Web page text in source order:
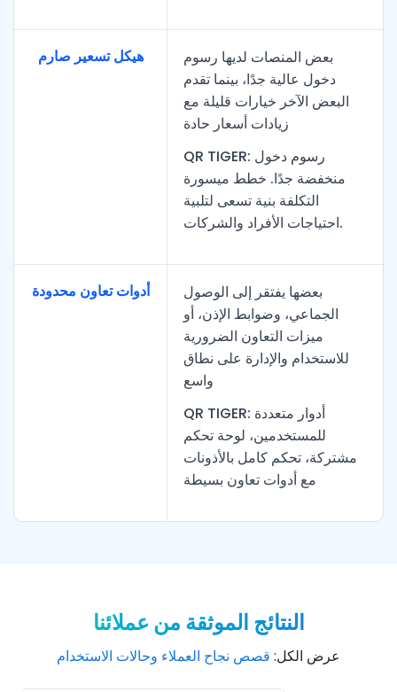
هيكل تسعير صارم
بعض المنصات لديها رسوم
دخول عالية جدًا، بينما تقدم
البعض الآخر خيارات قليلة مع
زيادات أسعار حادة
QR TIGER: رسوم دخول
منخفضة جدًا. خطط ميسورة
التكلفة بنية تسعى لتلبية
احتياجات الأفراد والشركات.
أدوات تعاون محدودة
بعضها يفتقر إلى الوصول
الجماعي، وضوابط الإذن، أو
ميزات التعاون الضرورية
للاستخدام والإدارة على نطاق
واسع
QR TIGER: أدوار متعددة
للمستخدمين، لوحة تحكم
مشتركة، تحكم كامل بالأذونات
مع أدوات تعاون بسيطة
النتائج الموثقة من عملائنا
عرض الكل: قصص نجاح العملاء وحالات الاستخدام